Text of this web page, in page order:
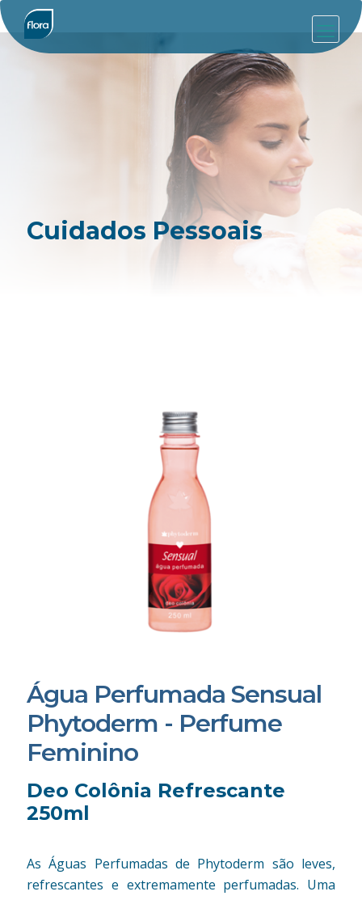
Cuidados Pessoais
Água Perfumada Sensual
Phytoderm - Perfume
Feminino
Deo Colônia Refrescante
250ml
As Águas Perfumadas de Phytoderm são leves,
refrescantes e extremamente perfumadas. Uma